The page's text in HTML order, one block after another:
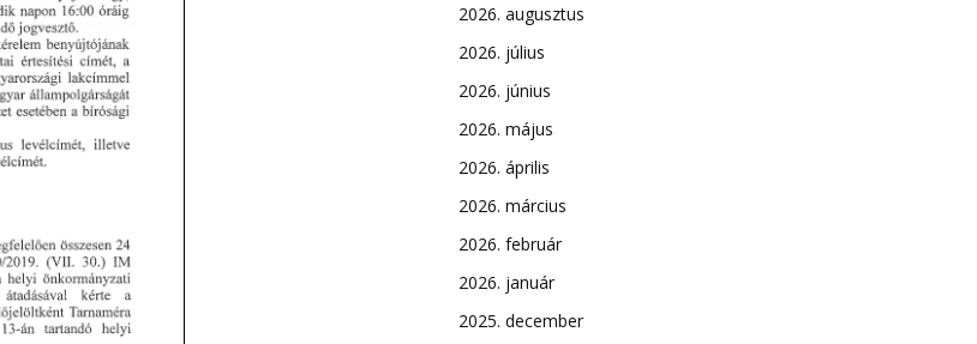
2026. augusztus
2026. július
2026. június
2026. május
2026. április
2026. március
2026. február
2026. január
2025. december